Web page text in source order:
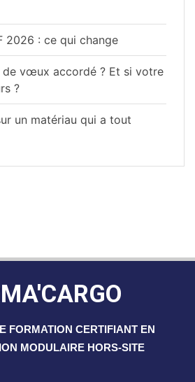
2026 : ce qui change
de vœux accordé ? Et si votre
?
un matériau qui a tout
FORMATION CERTIFIANT EN
MODULAIRE HORS-SITE